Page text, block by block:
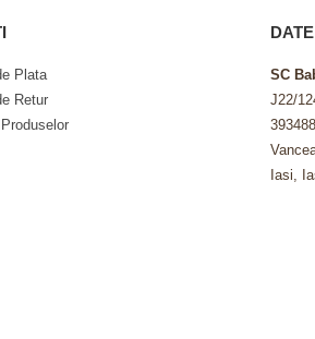
Plata
Retur
SC
J22/
Iasi,